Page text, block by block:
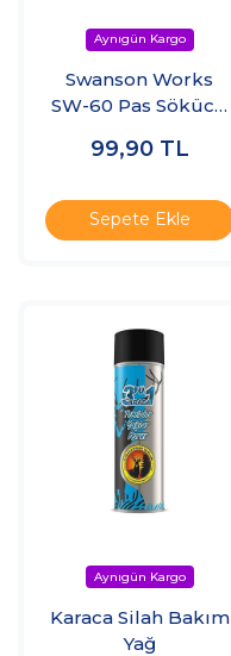
Swanson Works
SW-60 Pas Sökücü
Çok Amaçlı Sprey
99,90 TL
Sepete Ekle
Karaca Silah Bakım
Yağ